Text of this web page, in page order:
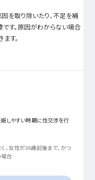
を取り除いたり、不足を補
す。原因がわからない場合
す。
しやすい時期に性交渉を行
、女性が36歳前後まで、かつ
合